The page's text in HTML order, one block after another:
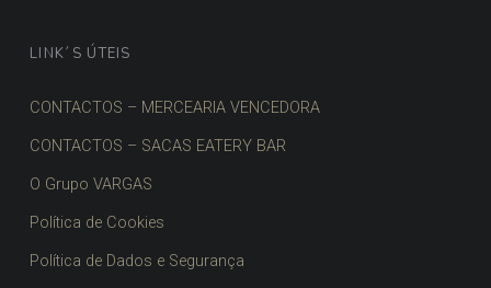
LINK´S ÚTEIS
CONTACTOS – MERCEARIA VENCEDORA
CONTACTOS – SACAS EATERY BAR
O Grupo VARGAS
Política de Cookies
Política de Dados e Segurança